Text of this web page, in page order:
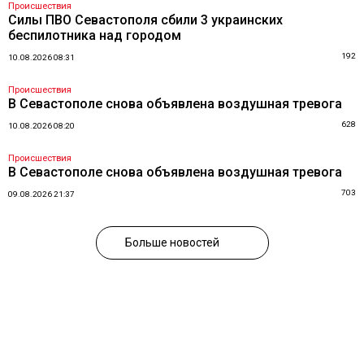
Происшествия
Силы ПВО Севастополя сбили 3 украинских
беспилотника над городом
10.08.2026 08:31 192
Происшествия
В Севастополе снова объявлена воздушная тревога
10.08.2026 08:20 628
Происшествия
В Севастополе снова объявлена воздушная тревога
09.08.2026 21:37 703
Больше новостей